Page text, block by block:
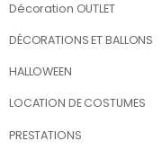
Décoration OUTLET
DÉCORATIONS ET BALLONS
HALLOWEEN
LOCATION DE COSTUMES
PRESTATIONS